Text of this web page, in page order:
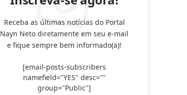
Receba as últimas notícias do Portal
Nayn Neto diretamente em seu e-mail
e fique sempre bem informado(a)!
[email-posts-subscribers
namefield="YES" desc=""
group="Public"]